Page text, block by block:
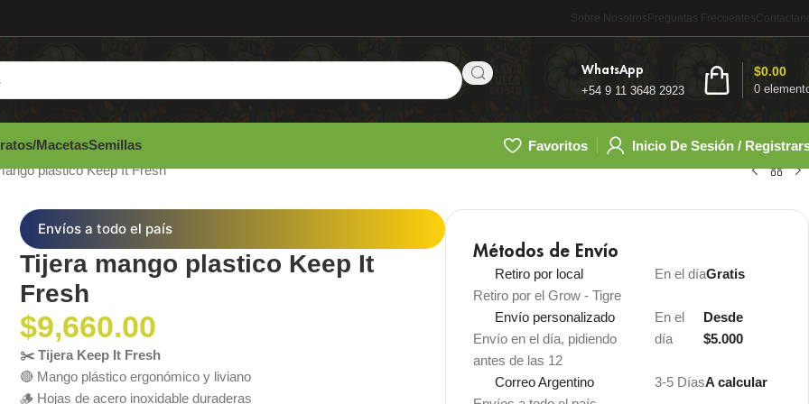
Sobre Nosotros Preguntas Frecuentes
WhatsApp
+54 9 11 3648 2923 0
$0.00
MacetasSemillas Favoritos
Inicio De Sesión /
plastico Keep It Fresh
Envíos a todo el país
Tijera mango plastico Keep It
Fresh
$9,660.00
✂️ Tijera Keep It Fresh
🔴 Mango plástico ergonómico y liviano
🪵 Hojas de acero inoxidable duraderas
Métodos de Envío
Retiro por local
Retiro por el Grow - Tigre
En el díaGratis
Envío personalizado
Envío en el día, pidiendo
antes de las 12
En el
día
Desde
$5.000
Correo Argentino
3-5 DíasA calcular